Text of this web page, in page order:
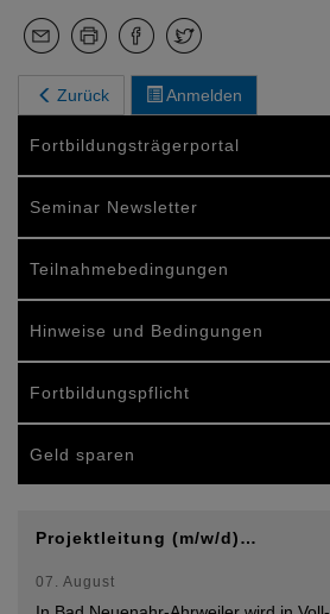
Zurück Anmelden
Fortbildungsträgerportal
Seminar Newsletter
Teilnahmebedingungen
Hinweise und Bedingungen
Fortbildungspflicht
Geld sparen
Projektleitung (m/w/d)…
07. August